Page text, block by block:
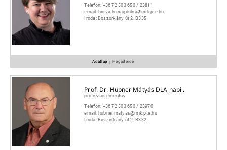
Telefon: +36 72 503 650 / 23811
email:horvath.magdolna@mik.pte.hu
Iroda:Boszorkány út 2. B335
Adatlap | Fogadóidő
Prof. Dr. Hübner Mátyás DLA habil.
professor emeritus
Telefon: +36 72 503 650 / 23970
email:hubner.matyas@mik.pte.hu
Iroda:Boszorkány út 2. B332